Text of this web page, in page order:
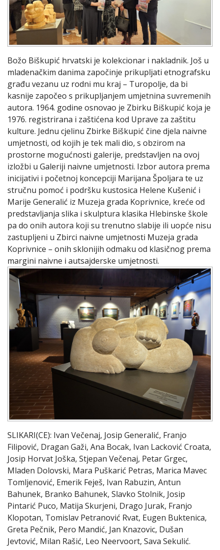
Božo Biškupić hrvatski je kolekcionar i nakladnik. Još u
mladenačkim danima započinje prikupljati etnografsku
građu vezanu uz rodni mu kraj – Turopolje, da bi
kasnije započeo s prikupljanjem umjetnina suvremenih
autora. 1964. godine osnovao je Zbirku Biškupić koja je
1976. registrirana i zaštićena kod Uprave za zaštitu
kulture. Jednu cjelinu Zbirke Biškupić čine djela naivne
umjetnosti, od kojih je tek mali dio, s obzirom na
prostorne mogućnosti galerije, predstavljen na ovoj
izložbi u Galeriji naivne umjetnosti. Izbor autora prema
inicijativi i početnoj koncepciji Marijana Špoljara te uz
stručnu pomoć i podršku kustosica Helene Kušenić i
Marije Generalić iz Muzeja grada Koprivnice, kreće od
predstavljanja slika i skulptura klasika Hlebinske škole
pa do onih autora koji su trenutno slabije ili uopće nisu
zastupljeni u Zbirci naivne umjetnosti Muzeja grada
Koprivnice – onih sklonijih odmaku od klasičnog prema
margini naivne i autsajderske umjetnosti.
SLIKARI(CE): Ivan Večenaj, Josip Generalić, Franjo
Filipović, Dragan Gaži, Ana Bocak, Ivan Lacković Croata,
Josip Horvat Joška, Stjepan Večenaj, Petar Grgec,
Mladen Dolovski, Mara Puškarić Petras, Marica Mavec
Tomljenović, Emerik Feješ, Ivan Rabuzin, Antun
Bahunek, Branko Bahunek, Slavko Stolnik, Josip
Pintarić Puco, Matija Skurjeni, Drago Jurak, Franjo
Klopotan, Tomislav Petranović Rvat, Eugen Buktenica,
Greta Pečnik, Pero Mandić, Jan Knazovic, Dušan
Jevtović, Milan Rašić, Leo Neervoort, Sava Sekulić.